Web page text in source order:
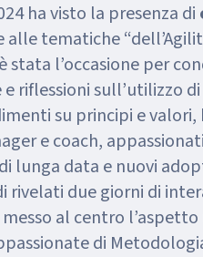
ha visto la presenza di
alle tematiche
stata l’occasione per
e riflessioni sull’utilizzo
su principi e valori,
e coach,
lunga data e nuovi
rivelati due giorni di
al centro
di